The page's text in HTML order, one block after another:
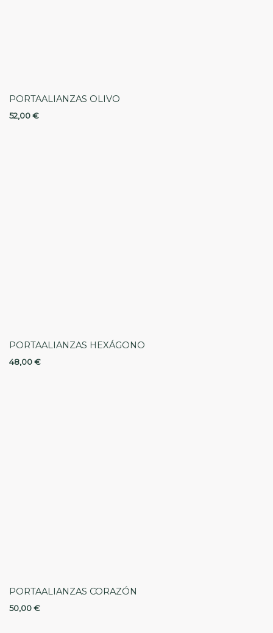
PORTAALIANZAS OLIVO
52,00€
PORTAALIANZAS HEXÁGONO
48,00€
PORTAALIANZAS CORAZÓN
50,00€